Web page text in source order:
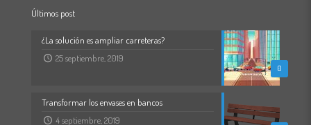
Últimos post
0
¿La solución es ampliar carreteras?
25 septiembre, 2019
Transformar los envases en bancos
4 septiembre, 2019